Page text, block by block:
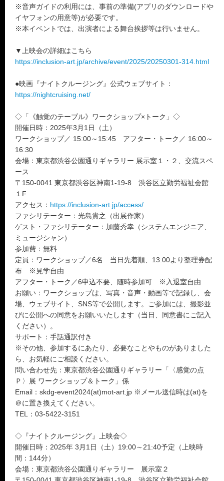
※音声ガイドの利用には、事前の準備(アプリのダウンロードや
イヤフォンの用意等)が必要です。
※本イベントでは、出演者による舞台挨拶等は行いません。
▼上映会の詳細はこちら
https://inclusion-art.jp/archive/event/2025/20250301-314.html
●映画『ナイトクルージング』公式ウェブサイト：
https://nightcruising.net/
◇「《触覚のテーブル》ワークショップ×トーク」◇
開催日時：2025年3月1日（土）
ワークショップ／ 15:00～15:45 アフター・トーク／ 16:00～
16:30
会場：東京都渋谷公園通りギャラリー 展示室１・２、交流スペ
ース
〒150-0041 東京都渋谷区神南1-19-8 渋谷区立勤労福祉会館
１F
アクセス： https://inclusion-art.jp/access/
ファシリテーター：光島貴之（出展作家）
ゲスト・ファシリテーター：加藤秀幸（システムエンジニア、
ミュージシャン）
参加費：無料
定員：ワークショップ／6名 当日先着順、13:00より整理券配
布 ※見学自由
アフター・トーク／6申込不要、随時参加可 ※入退室自由
お願い：ワークショップは、写真・音声・動画等で記録し、会
場、ウェブサイト、SNS等で公開します。ご参加には、撮影並
びに公開への同意をお願いいたします（当日、同意書にご記入
ください）。
サポート：手話通訳付き
※その他、参加するにあたり、必要なことやものがありました
ら、お気軽にご相談ください。
問い合わせ先：東京都渋谷公園通りギャラリー「〈感覚の点
Ｐ〉展 ワークショップ＆トーク」係
Email：skdg-event2024(at)mot-art.jp ※メール送信時は(at)を
＠に置き換えてください。
TEL：03-5422-3151
◇『ナイトクルージング』上映会◇
開催日時：2025年 3月1日（土）19:00～21:40予定（上映時
間：144分）
会場：東京都渋谷公園通りギャラリー 展示室２